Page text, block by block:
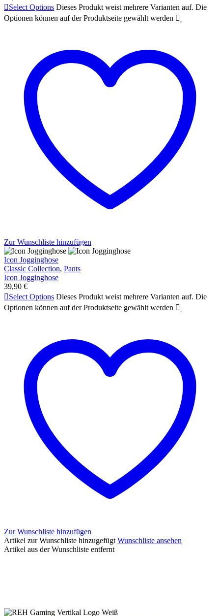
Select Options Dieses Produkt weist mehrere Varianten auf. Die
Optionen können auf der Produktseite gewählt werden 
Zur Wunschliste hinzufügen
Icon Jogginghose
Classic Collection, Pants
Icon Jogginghose
39,90 €
Select Options Dieses Produkt weist mehrere Varianten auf. Die
Optionen können auf der Produktseite gewählt werden 
Zur Wunschliste hinzufügen
Artikel zur Wunschliste hinzugefügt Wunschliste ansehen
Artikel aus der Wunschliste entfernt